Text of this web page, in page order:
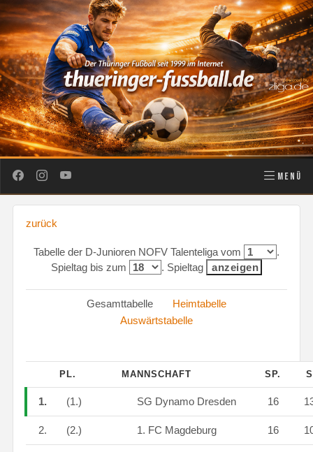
MENÜ
zurück
Tabelle der D-Junioren NOFV Talenteliga vom
.
Spieltag bis zum
. Spieltag
Gesamttabelle Heimtabelle
Auswärtstabelle
PL. MANNSCHAFT SP.
1. (1.) SG Dynamo Dresden 16
2. (2.) 1. FC Magdeburg 16